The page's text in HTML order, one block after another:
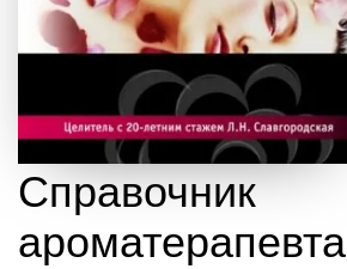
Справочник
ароматерапевта